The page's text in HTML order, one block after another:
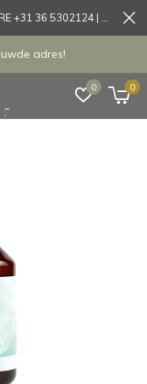
0 0
adres!